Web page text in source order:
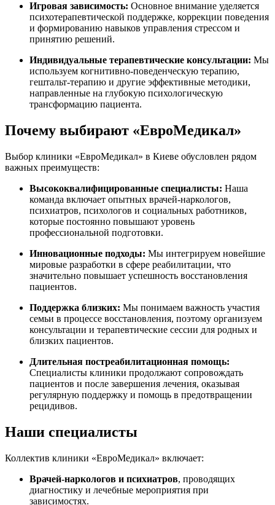
Игровая зависимость: Основное внимание уделяется
психотерапевтической поддержке, коррекции поведения
и формированию навыков управления стрессом и
принятию решений.
Индивидуальные терапевтические консультации: Мы
используем когнитивно-поведенческую терапию,
гештальт-терапию и другие эффективные методики,
направленные на глубокую психологическую
трансформацию пациента.
Почему выбирают «ЕвроМедикал»
Выбор клиники «ЕвроМедикал» в Киеве обусловлен рядом
важных преимуществ:
Высококвалифицированные специалисты: Наша
команда включает опытных врачей-наркологов,
психиатров, психологов и социальных работников,
которые постоянно повышают уровень
профессиональной подготовки.
Инновационные подходы: Мы интегрируем новейшие
мировые разработки в сфере реабилитации, что
значительно повышает успешность восстановления
пациентов.
Поддержка близких: Мы понимаем важность участия
семьи в процессе восстановления, поэтому организуем
консультации и терапевтические сессии для родных и
близких пациентов.
Длительная постреабилитационная помощь:
Специалисты клиники продолжают сопровождать
пациентов и после завершения лечения, оказывая
регулярную поддержку и помощь в предотвращении
рецидивов.
Наши специалисты
Коллектив клиники «ЕвроМедикал» включает:
Врачей-наркологов и психиатров, проводящих
диагностику и лечебные мероприятия при
зависимостях.